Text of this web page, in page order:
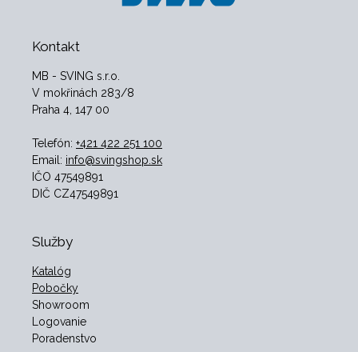
Kontakt
MB - SVING s.r.o.
V mokřinách 283/8
Praha 4, 147 00
Telefón: +421 422 251 100
Email: info@svingshop.sk
IČO 47549891
DIČ CZ47549891
Služby
Katalóg
Pobočky
Showroom
Logovanie
Poradenstvo